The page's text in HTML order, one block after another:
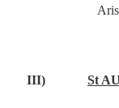
III) St